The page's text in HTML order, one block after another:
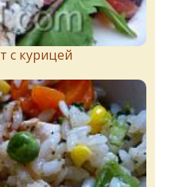
с курицей